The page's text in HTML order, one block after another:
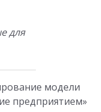
для
модели
предприятием»